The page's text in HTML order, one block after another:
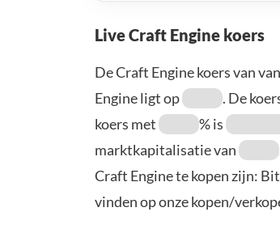
Live Craft Engine koers
De Craft Engine koers van
Engine ligt op
. De
koers met
% is
marktkapitalisatie van
Craft Engine te kopen zijn:
vinden op onze kopen/